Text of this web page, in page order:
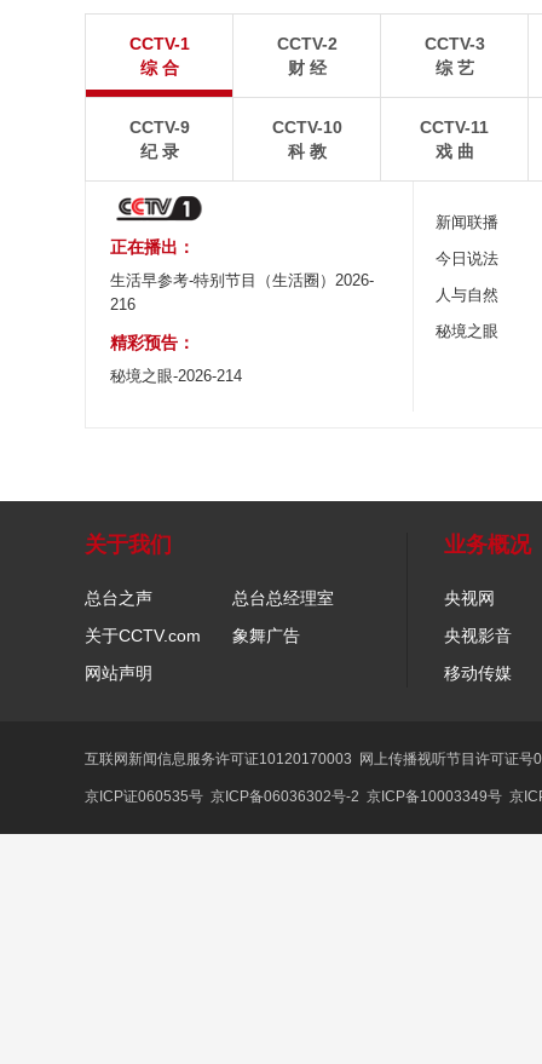
8月7日，贵州省毕节市大方县奢香古镇梯田音乐会在
宛如“大地指纹”般的环形梯田上演。
青海海西蒙古族藏族
CCTV-1
综 合
CCTV-2
财 经
CCTV-3
综 艺
CCTV-9
纪 录
CCTV-10
科 教
CCTV-11
戏 曲
正在播出：
生活早参考-特别节目（生活圈）2026-
216
精彩预告：
秘境之眼-2026-214
新闻联播
今日说法
人与自然
秘境之眼
关于我们
总台之声
总台总经理室
关于CCTV.com
象舞广告
网站声明
业务概况
央视网
央视影音
移动传媒
互联网新闻信息服务许可证10120170003 网上传播视听节目许可证
京ICP证060535号 京ICP备06036302号-2 京ICP备10003349号 京